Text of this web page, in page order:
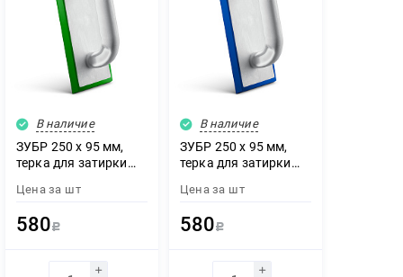
В наличие
ЗУБР 250 х 95 мм,
терка для затирки
мягкая резина (0817-
Цена за шт
580 Р
В наличие
ЗУБР 250 х 95 мм,
терка для затирки
твердая резина
Цена за шт
580 Р